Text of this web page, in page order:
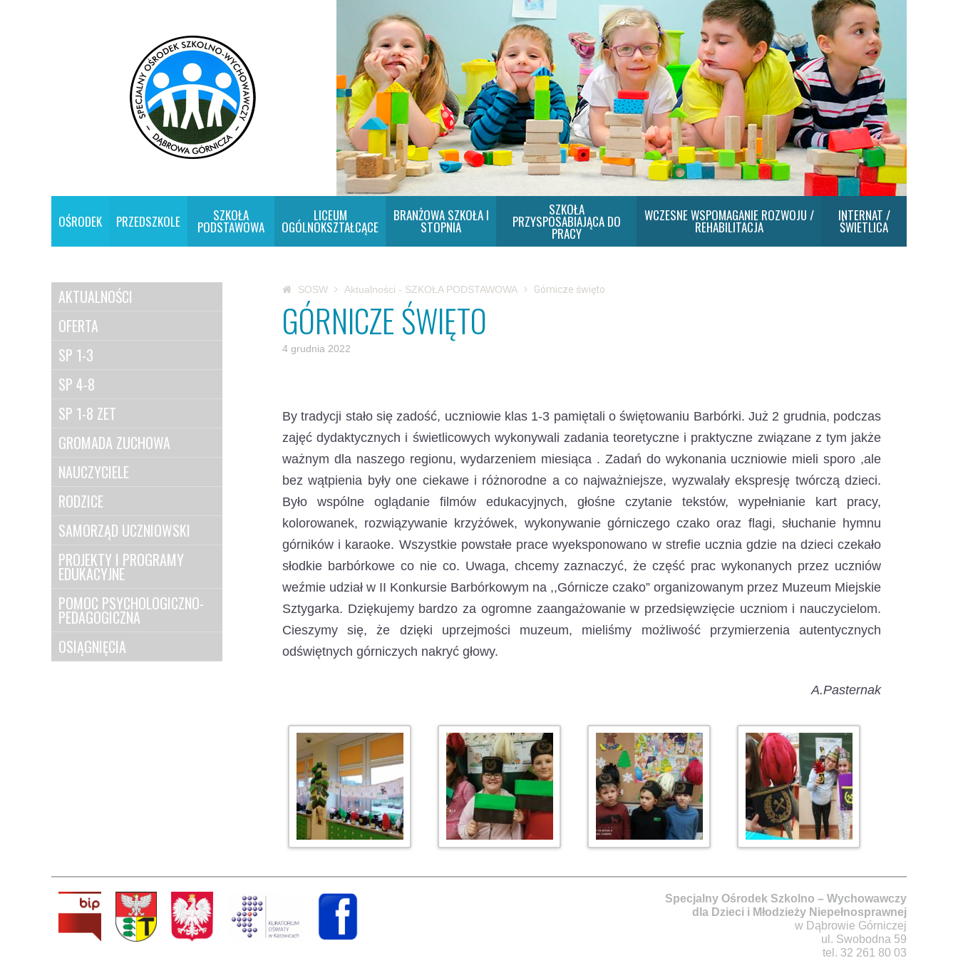
OŚRODEK PRZEDSZKOLE SZKOŁA
PODSTAWOWA
LICEUM
OGÓLNOKSZTAŁCĄCE
BRANŻOWA SZKOŁA I
STOPNIA
SZKOŁA
PRZYSPOSABIAJĄCA DO
PRACY
WCZESNE WSPOMAGANIE ROZWOJU /
REHABILITACJA
INTERNAT /
ŚWIETLICA
AKTUALNOŚCI
OFERTA
SP 1-3
SP 4-8
SP 1-8 ZET
GROMADA ZUCHOWA
NAUCZYCIELE
RODZICE
SAMORZĄD UCZNIOWSKI
PROJEKTY I PROGRAMY
EDUKACYJNE
POMOC PSYCHOLOGICZNO-
PEDAGOGICZNA
OSIĄGNIĘCIA
SOSW Aktualności - SZKOŁA PODSTAWOWA Górnicze święto
GÓRNICZE ŚWIĘTO
4 grudnia 2022
By tradycji stało się zadość, uczniowie klas 1-3 pamiętali o świętowaniu Barbórki. Już 2 grudnia, podczas
zajęć dydaktycznych i świetlicowych wykonywali zadania teoretyczne i praktyczne związane z tym jakże
ważnym dla naszego regionu, wydarzeniem miesiąca . Zadań do wykonania uczniowie mieli sporo ,ale
bez wątpienia były one ciekawe i różnorodne a co najważniejsze, wyzwalały ekspresję twórczą dzieci.
Było wspólne oglądanie filmów edukacyjnych, głośne czytanie tekstów, wypełnianie kart pracy,
kolorowanek, rozwiązywanie krzyżówek, wykonywanie górniczego czako oraz flagi, słuchanie hymnu
górników i karaoke. Wszystkie powstałe prace wyeksponowano w strefie ucznia gdzie na dzieci czekało
słodkie barbórkowe co nie co. Uwaga, chcemy zaznaczyć, że część prac wykonanych przez uczniów
weźmie udział w II Konkursie Barbórkowym na ,,Górnicze czako” organizowanym przez Muzeum Miejskie
Sztygarka. Dziękujemy bardzo za ogromne zaangażowanie w przedsięwzięcie uczniom i nauczycielom.
Cieszymy się, że dzięki uprzejmości muzeum, mieliśmy możliwość przymierzenia autentycznych
odświętnych górniczych nakryć głowy.
A.Pasternak
Specjalny Ośrodek Szkolno – Wychowawczy
dla Dzieci i Młodzieży Niepełnosprawnej
w Dąbrowie Górniczej
ul. Swobodna 59
tel. 32 261 80 03